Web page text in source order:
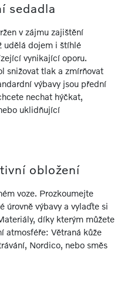
sedadla
v zájmu zajištění
udělá dojem i štíhlé
vynikající oporu.
snižovat tlak a zmírňovat
výbavy jsou přední
nechat hýčkat,
uklidňující
obložení
voze. Prozkoumejte
úrovně výbavy a vylaďte si
díky kterým můžete
atmosféře: Větraná kůže
Nordico, nebo směs